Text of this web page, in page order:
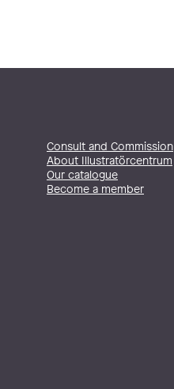
Consult and Commission
About Illustratörcentrum
Our catalogue
Become a member